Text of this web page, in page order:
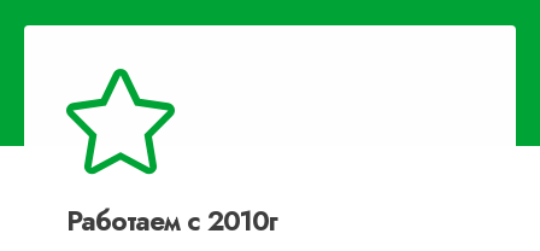
Работаем с 2010г